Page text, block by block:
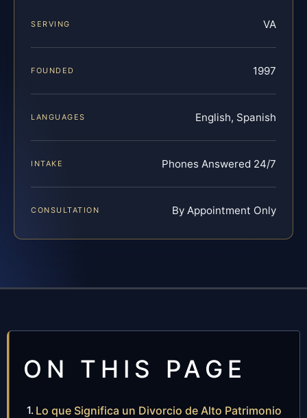
SERVING VA
FOUNDED 1997
LANGUAGES English, Spanish
INTAKE Phones Answered 24/7
CONSULTATION By Appointment Only
ON THIS PAGE
Lo que Significa un Divorcio de Alto Patrimonio